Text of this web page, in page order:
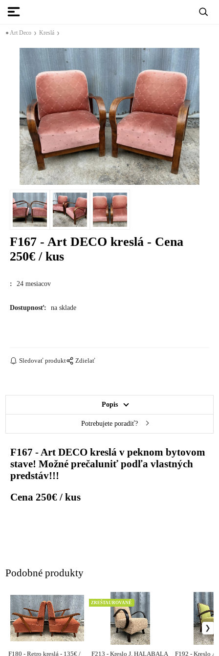
● Art Deco Kreslá
F167 - Art DECO kreslá - Cena
250€ / kus
: 24 mesiacov
Dostupnosť: na sklade
Sledovať produkt Zdielať
Popis
Potrebujete poradiť?
F167 - Art DECO kreslá v peknom bytovom
stave! Možné prečaluniť podľa vlastných
predstáv!!!
Cena 250€ / kus
Podobné produkty
F180 - Retro kreslá - 135€ /
F213 - Kreslo J. HALABALA
ZREŠTAUROVANÉ
F192 - Kreslo